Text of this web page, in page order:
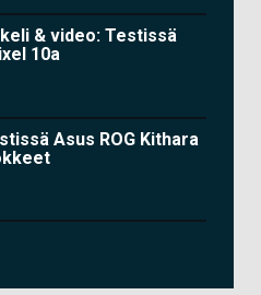
& video: Testissä
10a
Asus ROG Kithara